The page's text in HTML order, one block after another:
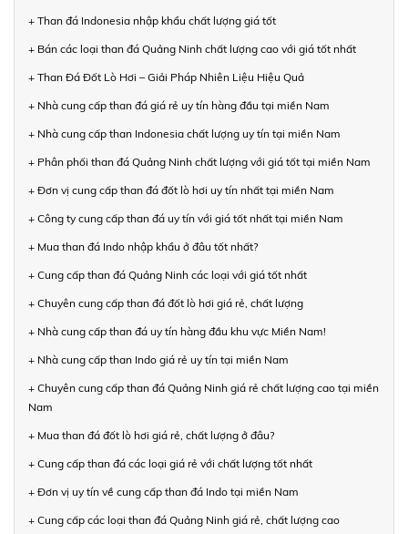
+ Than đá Indonesia nhập khẩu chất lượng giá tốt
+ Bán các loại than đá Quảng Ninh chất lượng cao với giá tốt nhất
+ Than Đá Đốt Lò Hơi – Giải Pháp Nhiên Liệu Hiệu Quả
+ Nhà cung cấp than đá giá rẻ uy tín hàng đầu tại miền Nam
+ Nhà cung cấp than Indonesia chất lượng uy tín tại miền Nam
+ Phân phối than đá Quảng Ninh chất lượng với giá tốt tại miền Nam
+ Đơn vị cung cấp than đá đốt lò hơi uy tín nhất tại miền Nam
+ Công ty cung cấp than đá uy tín với giá tốt nhất tại miền Nam
+ Mua than đá Indo nhập khẩu ở đâu tốt nhất?
+ Cung cấp than đá Quảng Ninh các loại với giá tốt nhất
+ Chuyên cung cấp than đá đốt lò hơi giá rẻ, chất lượng
+ Nhà cung cấp than đá uy tín hàng đầu khu vực Miền Nam!
+ Nhà cung cấp than Indo giá rẻ uy tín tại miền Nam
+ Chuyên cung cấp than đá Quảng Ninh giá rẻ chất lượng cao tại miền
Nam
+ Mua than đá đốt lò hơi giá rẻ, chất lượng ở đâu?
+ Cung cấp than đá các loại giá rẻ với chất lượng tốt nhất
+ Đơn vị uy tín về cung cấp than đá Indo tại miền Nam
+ Cung cấp các loại than đá Quảng Ninh giá rẻ, chất lượng cao